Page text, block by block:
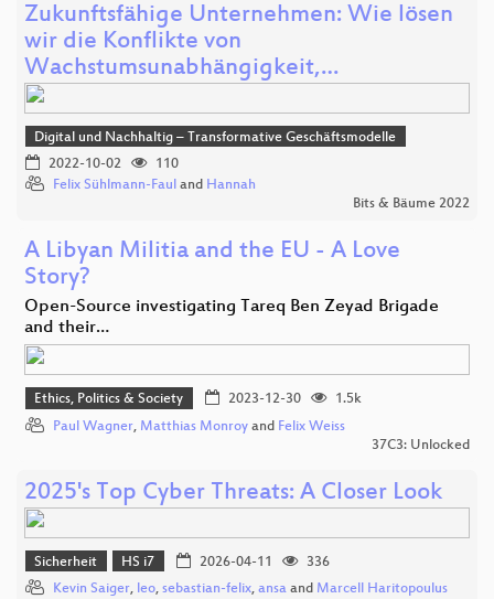
Zukunftsfähige Unternehmen: Wie lösen
wir die Konflikte von
Wachstumsunabhängigkeit,…
Digital und Nachhaltig – Transformative Geschäftsmodelle
2022-10-02
110
Felix Sühlmann-Faul and Hannah
Bits & Bäume 2022
A Libyan Militia and the EU - A Love
Story?
Open-Source investigating Tareq Ben Zeyad Brigade
and their…
Ethics, Politics & Society 2023-12-30
1.5k
Paul Wagner, Matthias Monroy and Felix Weiss
37C3: Unlocked
2025's Top Cyber Threats: A Closer Look
Sicherheit HS i7 2026-04-11
336
Kevin Saiger, leo, sebastian-felix, ansa and Marcell Haritopoulus